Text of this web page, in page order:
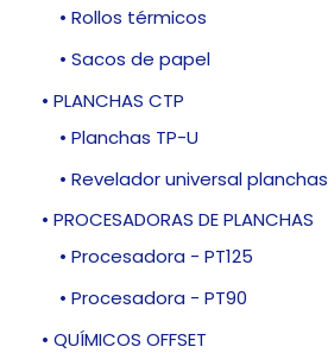
• Rollos térmicos
• Sacos de papel
• PLANCHAS CTP
• Planchas TP-U
• Revelador universal planchas
• PROCESADORAS DE PLANCHAS
• Procesadora - PT125
• Procesadora - PT90
• QUÍMICOS OFFSET